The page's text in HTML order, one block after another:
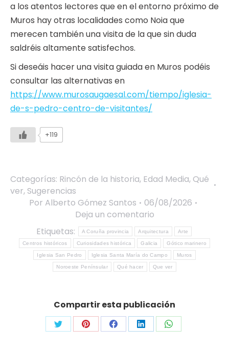
a los atentos lectores que en el entorno próximo de
Muros hay otras localidades como Noia que
merecen también una visita de la que sin duda
saldréis altamente satisfechos.
Si deseáis hacer una visita guiada en Muros podéis
consultar las alternativas en
https://www.murosaugaesal.com/tiempo/iglesia-
de-s-pedro-centro-de-visitantes/
+119
Categorías: Rincón de la historia, Edad Media, Qué
ver, Sugerencias
Por Alberto Gómez Santos
06/08/2026
Deja un comentario
Etiquetas:
A Coruña provincia Arquitectura Arte
Centros históricos Curiosidades histórica Galicia Gótico marinero
Iglesia San Pedro Iglesia Santa María do Campo Muros
Noroeste Penínsular Qué hacer Que ver
Compartir esta publicación
Share Share Share Share Share